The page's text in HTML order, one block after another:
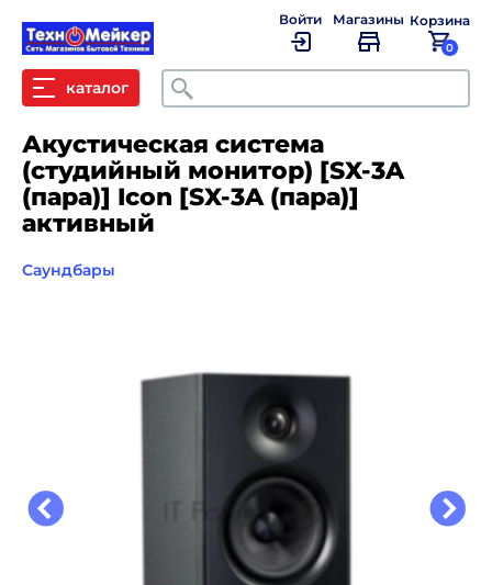
каталог Поиск
Войти Магазины Корзина
0
Акустическая система
(студийный монитор) [SX-3A
(пара)] Icon [SX-3A (пара)]
активный
Саундбары